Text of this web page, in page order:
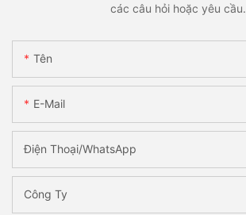
các câu hỏi hoặc yêu cầu.
Tên
E-Mail
Điện Thoại/WhatsApp
Công Ty